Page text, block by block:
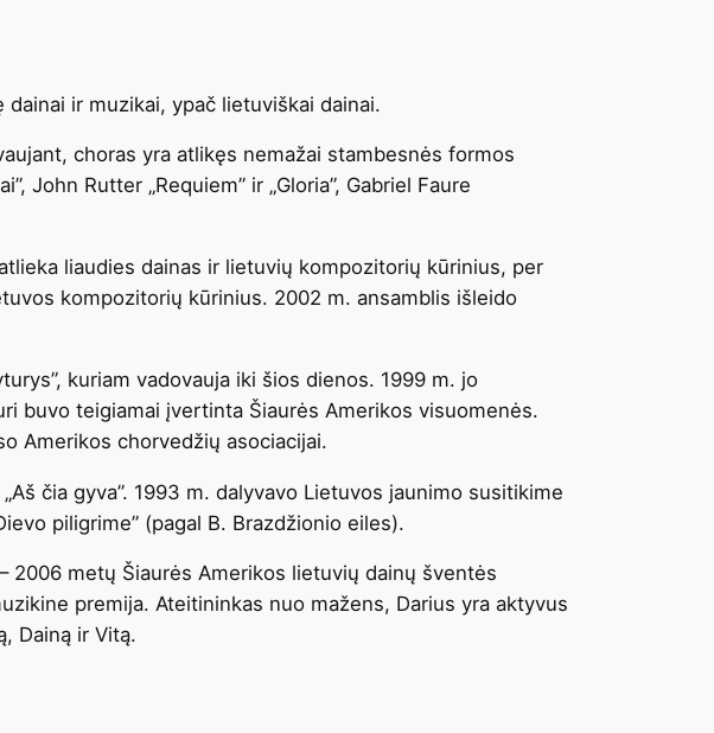
ir muzikai, ypač lietuviškai dainai.
choras yra atlikęs nemažai stambesnės formos
John Rutter „Requiem” ir „Gloria”, Gabriel Faure
liaudies dainas ir lietuvių kompozitorių kūrinius, per
kompozitorių kūrinius. 2002 m. ansamblis išleido
kuriam vadovauja iki šios dienos. 1999 m. jo
buvo teigiamai įvertinta Šiaurės Amerikos visuomenės.
Amerikos chorvedžių asociacijai.
čia gyva”. 1993 m. dalyvavo Lietuvos jaunimo susitikime
piligrime” (pagal B. Brazdžionio eiles).
2006 metų Šiaurės Amerikos lietuvių dainų šventės
premija. Ateitininkas nuo mažens, Darius yra aktyvus
Dainą ir Vitą.